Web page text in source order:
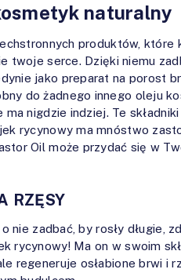
naturalny
produktów, które
twoje serce. Dzięki niemu
jako preparat na porost
do żadnego innego oleju
nigdzie indziej. Te składniki
rycynowy ma mnóstwo
Oil może przydać się w
RZĘSY
nie zadbać, by rosły długie,
rycynowy! Ma on w swoim
regeneruje osłabione brwi i